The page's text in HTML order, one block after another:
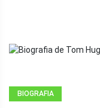
BIOGRAFIA